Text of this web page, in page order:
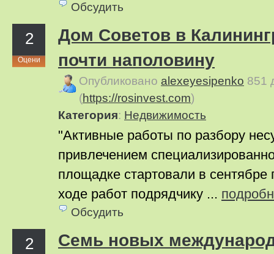
Обсудить
2
Оцени
Дом Советов в
почти наполовину
Опубликовано alexeyesipenko 851
(https://rosinvest.com)
Категория: Недвижимость
"Активные работы по разбору
привлечением
площадке стартовали в сентябре
ходе работ подрядчику ...
Обсудить
2
Семь новых